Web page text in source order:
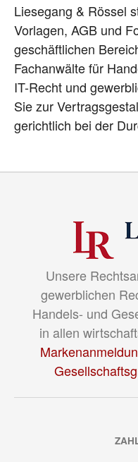
Liesegang & Rössel
Vorlagen, AGB und
geschäftlichen
Fachanwälte für
IT-Recht und
Sie zur
gerichtlich bei der
Unsere
gewerblichen
Handels- und
in allen